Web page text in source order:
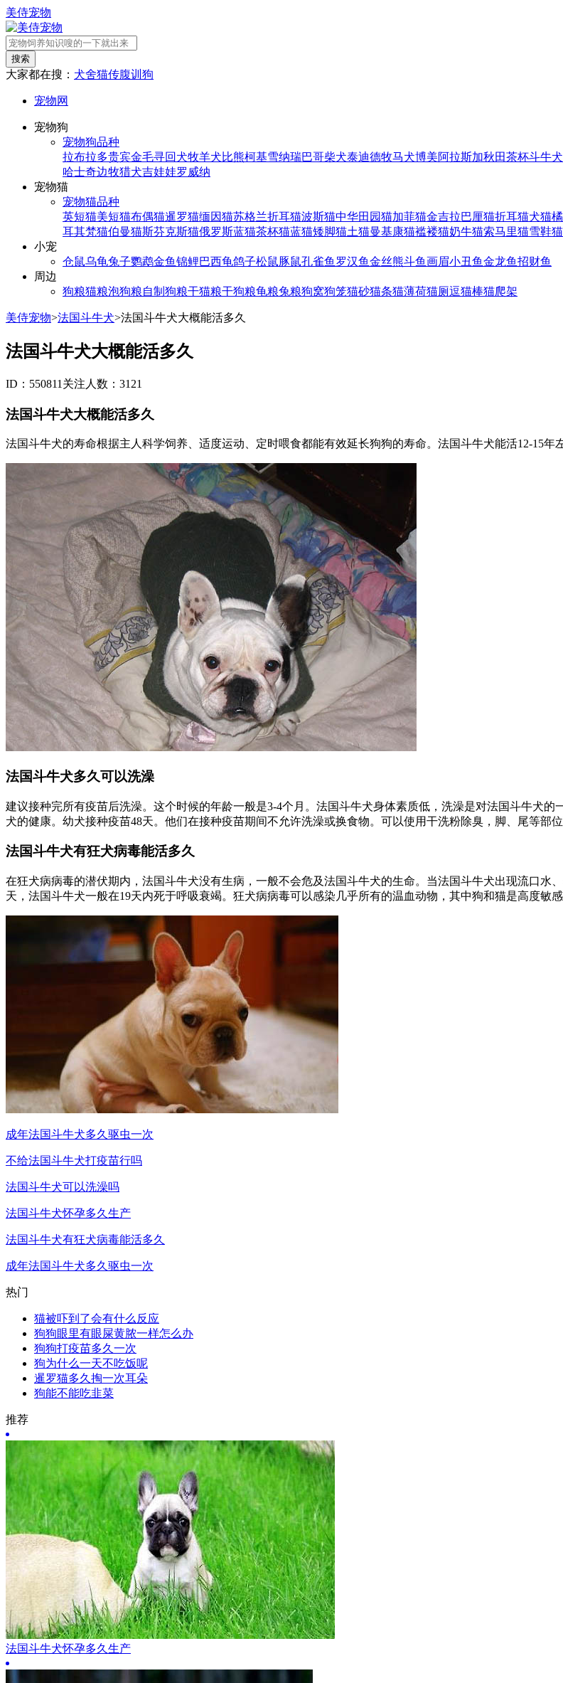
美侍宠物
搜索
大家都在搜： 犬舍猫传腹训狗
宠物网
宠物狗
宠物狗品种
拉布拉多贵宾金毛寻回犬牧羊犬比熊柯基雪纳瑞巴哥柴犬泰迪德牧马犬博美阿拉斯加秋田茶杯斗牛犬
哈士奇边牧猎犬吉娃娃罗威纳
宠物猫
宠物猫品种
英短猫美短猫布偶猫暹罗猫缅因猫苏格兰折耳猫波斯猫中华田园猫加菲猫金吉拉巴厘猫折耳猫犬猫
耳其梵猫伯曼猫斯芬克斯猫俄罗斯蓝猫茶杯猫蓝猫矮脚猫土猫曼基康猫褴褛猫奶牛猫索马里猫雪鞋猫
小宠
仓鼠乌龟兔子鹦鹉金鱼锦鲤巴西龟鸽子松鼠豚鼠孔雀鱼 罗汉鱼金丝熊斗鱼画眉小丑鱼金龙鱼招财鱼
周边
狗粮猫粮泡狗粮自制狗粮干猫粮干狗粮龟粮兔粮狗窝狗笼猫砂猫条猫薄荷猫厕逗猫棒猫爬架
美侍宠物>法国斗牛犬>法国斗牛犬大概能活多久
法国斗牛犬大概能活多久
ID：550811 关注人数：3121
法国斗牛犬大概能活多久
法国斗牛犬的寿命根据主人科学饲养、适度运动、定时喂食都能有效延长狗狗的寿命。法国斗牛犬能活12-15年
法国斗牛犬多久可以洗澡
建议接种完所有疫苗后洗澡。这个时候的年龄一般是3-4个月。法国斗牛犬身体素质低，洗澡是对法国斗牛犬
犬的健康。幼犬接种疫苗48天。他们在接种疫苗期间不允许洗澡或换食物。可以使用干洗粉除臭，脚、尾等部位
法国斗牛犬有狂犬病毒能活多久
在狂犬病病毒的潜伏期内，法国斗牛犬没有生病，一般不会危及法国斗牛犬的生命。当法国斗牛犬出现流口水
天，法国斗牛犬一般在19天内死于呼吸衰竭。狂犬病病毒可以感染几乎所有的温血动物，其中狗和猫是高度敏
成年法国斗牛犬多久驱虫一次
不给法国斗牛犬打疫苗行吗
法国斗牛犬可以洗澡吗
法国斗牛犬怀孕多久生产
法国斗牛犬有狂犬病毒能活多久
成年法国斗牛犬多久驱虫一次
热门
猫被吓到了会有什么反应
狗狗眼里有眼屎黄脓一样怎么办
狗狗打疫苗多久一次
狗为什么一天不吃饭呢
暹罗猫多久掏一次耳朵
狗能不能吃韭菜
推荐
法国斗牛犬怀孕多久生产